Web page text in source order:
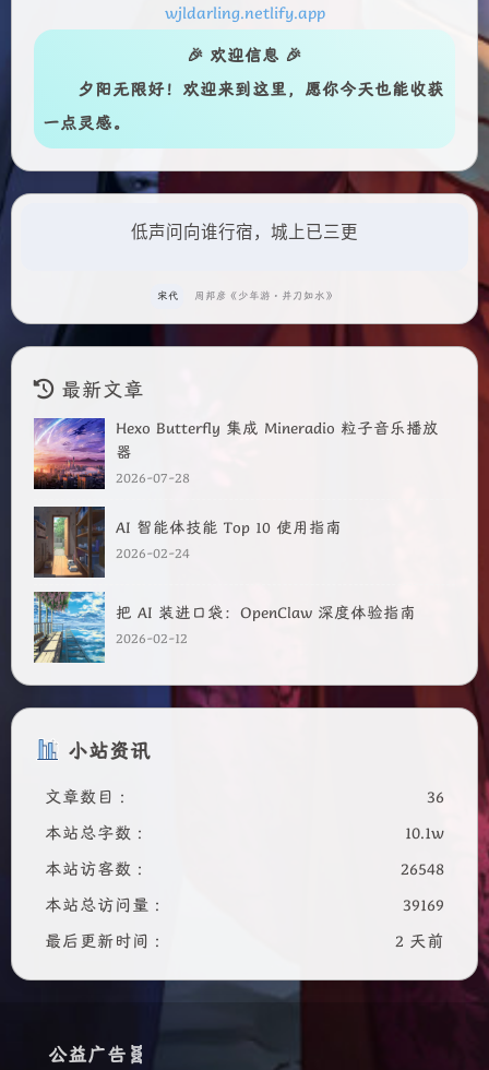
wjldarling.netlify.app
🎉 欢迎信息 🎉
夕阳无限好！ 欢迎来到这里，愿你今天也能收获
一点灵感。
低声问向谁行宿，城上已三更
宋代 周邦彦《少年游·并刀如水》
最新文章
Hexo Butterfly 集成 Mineradio 粒子音乐播放
器
2026-07-28
AI 智能体技能 Top 10 使用指南
2026-02-24
把 AI 装进口袋：OpenClaw 深度体验指南
2026-02-12
小站资讯
文章数目 :
36
本站总字数 :
10.1w
本站访客数 :
26548
本站总访问量 :
39169
最后更新时间 :
2 天前
公益广告🧬